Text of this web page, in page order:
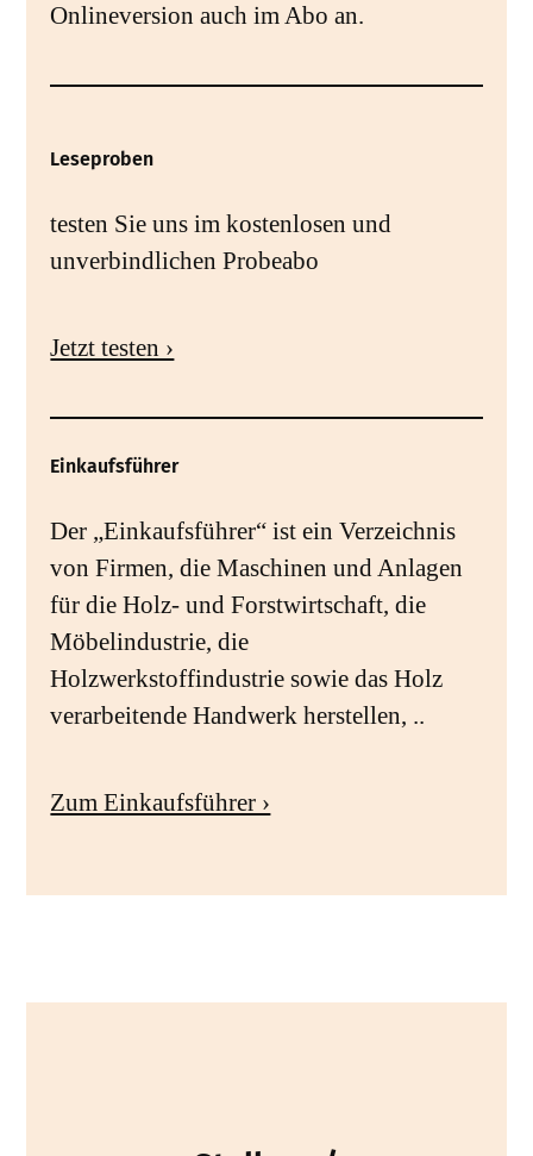
Onlineversion auch im Abo an.
Leseproben
testen Sie uns im kostenlosen und
unverbindlichen Probeabo
Jetzt testen ›
Einkaufsführer
Der „Einkaufsführer“ ist ein Verzeichnis
von Firmen, die Maschinen und Anlagen
für die Holz- und Forstwirtschaft, die
Möbelindustrie, die
Holzwerkstoffindustrie sowie das Holz
verarbeitende Handwerk herstellen, ..
Zum Einkaufsführer ›